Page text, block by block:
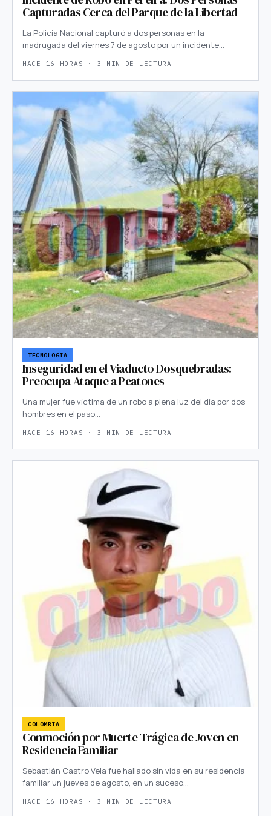
Capturadas Cerca del Parque de la Libertad
La Policía Nacional capturó a dos personas en la
madrugada del viernes 7 de agosto por un incidente…
HACE 16 HORAS · 3 MIN DE LECTURA
TECNOLOGIA
Inseguridad en el Viaducto Dosquebradas:
Preocupa Ataque a Peatones
Una mujer fue víctima de un robo a plena luz del día por dos
hombres en el paso…
HACE 16 HORAS · 3 MIN DE LECTURA
COLOMBIA
Conmoción por Muerte Trágica de Joven en
Residencia Familiar
Sebastián Castro Vela fue hallado sin vida en su residencia
familiar un jueves de agosto, en un suceso…
HACE 16 HORAS · 3 MIN DE LECTURA